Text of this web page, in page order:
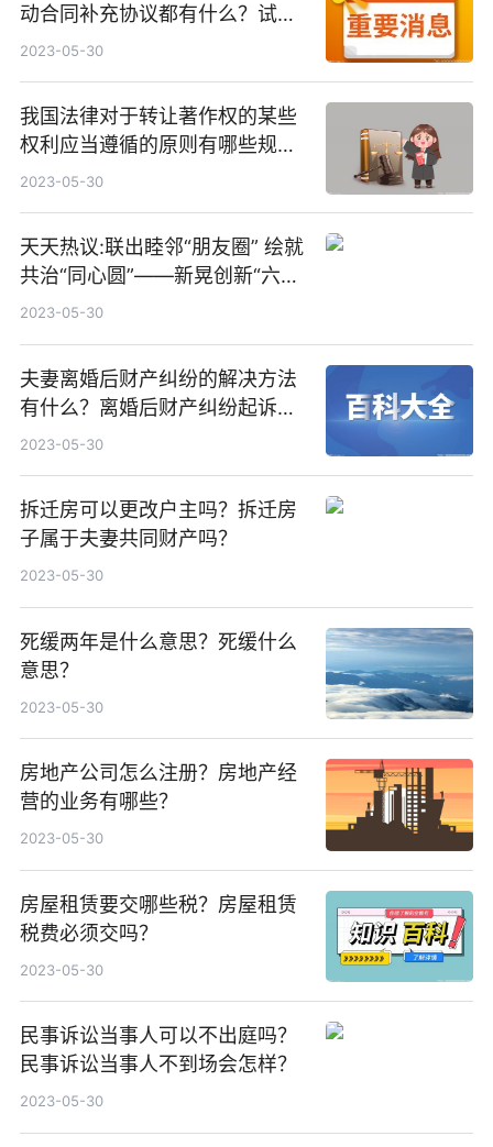
动合同补充协议都有什么？试用
期是否可以被辞退呢？
2023-05-30
我国法律对于转让著作权的某些
权利应当遵循的原则有哪些规
定？
2023-05-30
天天热议:联出睦邻“朋友圈” 绘就
共治“同心圆”——新晃创新“六
联”合作机制，构建省际边界治理
2023-05-30
夫妻离婚后财产纠纷的解决方法
有什么？离婚后财产纠纷起诉状
怎么写？
2023-05-30
拆迁房可以更改户主吗？拆迁房
子属于夫妻共同财产吗？
2023-05-30
死缓两年是什么意思？死缓什么
意思？
2023-05-30
房地产公司怎么注册？房地产经
营的业务有哪些？
2023-05-30
房屋租赁要交哪些税？房屋租赁
税费必须交吗？
2023-05-30
民事诉讼当事人可以不出庭吗？
民事诉讼当事人不到场会怎样？
2023-05-30